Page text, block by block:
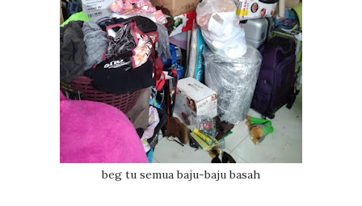
beg tu semua baju-baju basah